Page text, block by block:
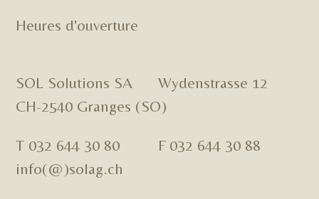
Heures d'ouverture
SOL Solutions SA Wydenstrasse 12
CH-2540 Granges (SO)
T 032 644 30 80 F 032 644 30 88
info(@)solag.ch